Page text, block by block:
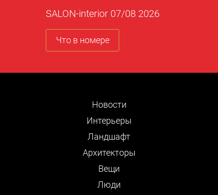
SALON-interior 07/08 2026
Что в номере
Новости
Интерьеры
Ландшафт
Архитекторы
Вещи
Люди